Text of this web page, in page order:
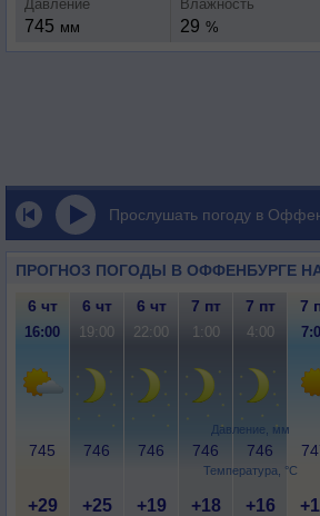
Давление
745 мм
Влажность
29 %
Прослушать погоду в
ПРОГНОЗ ПОГОДЫ В ОФФЕНБУРГЕ
Давление, мм
Температура, °C
6 чт 6 чт 6 чт 7 пт 7 пт 7
16:00 19:00 22:00 1:00 4:00
745 746 746 746 746
+29 +25 +19 +18 +16